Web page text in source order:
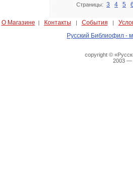
Страницы: 3 4 5
О Магазине | Контакты | События |
Русский Библиофил -
copyright ©
2003 —